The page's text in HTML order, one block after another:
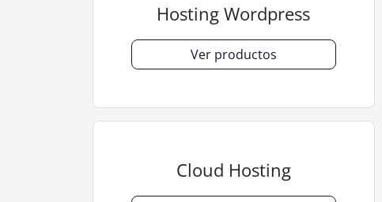
Hosting Wordpress
Ver productos
Cloud Hosting